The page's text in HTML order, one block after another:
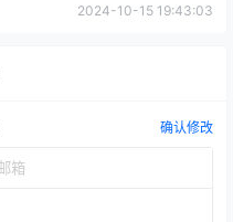
2024-10-15 19:43:03
确认修改